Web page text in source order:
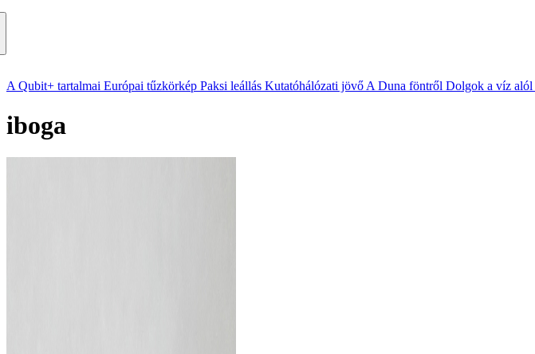
A Qubit+ tartalmai Európai tűzkörkép Paksi leállás Kutatóhálózati jövő A Duna föntről Dolgok a víz alól
iboga